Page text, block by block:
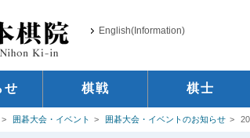
English(Information)
せ 棋戦 棋士
囲碁大会・イベント 囲碁大会・イベントのお知らせ